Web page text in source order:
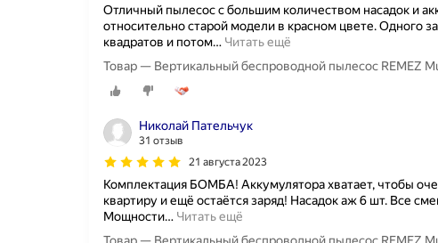
Отличный пылесос с большим количеством насадок и
относительно старой модели в красном цвете. Одного
квадратов и потом… Читать ещё
Товар — Вертикальный беспроводной пылесос REMEZ
Николай Пательчук
31 отзыв
21 августа 2023
Комплектация БОМБА! Аккумулятора хватает, чтобы
квартиру и ещё остаётся заряд! Насадок аж 6 шт. Все
Мощности… Читать ещё